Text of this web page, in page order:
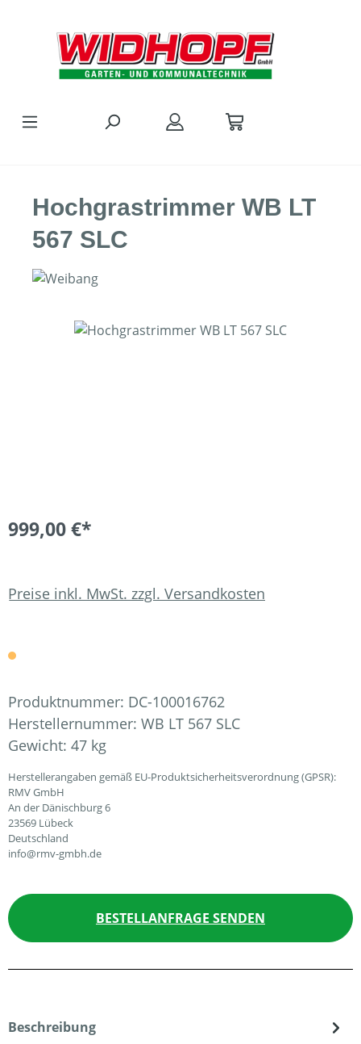
Hochgrastrimmer WB LT
567 SLC
Bildergalerie überspringen
999,00 €*
Preise inkl. MwSt. zzgl. Versandkosten
Produktnummer: DC-100016762
Herstellernummer: WB LT 567 SLC
Gewicht: 47 kg
Herstellerangaben gemäß EU-Produktsicherheitsverordnung (GPSR):
RMV GmbH
An der Dänischburg 6
23569 Lübeck
Deutschland
info@rmv-gmbh.de
BESTELLANFRAGE SENDEN
Beschreibung